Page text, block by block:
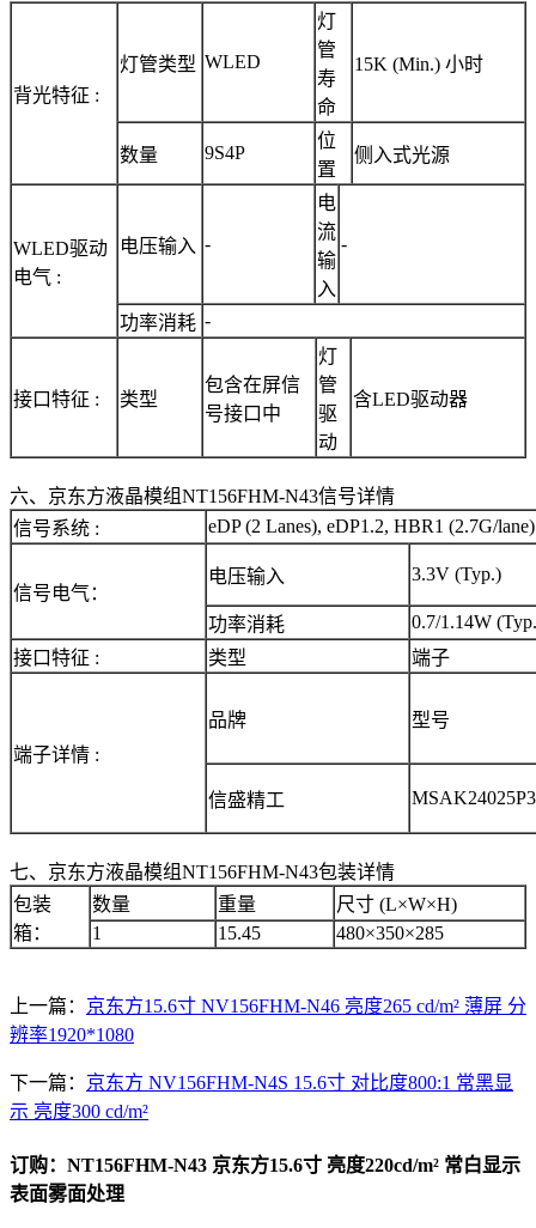
背光特征 :
灯管类型 WLED
灯
管
寿
命
15K (Min.) 小时
数量 9S4P
位
置
侧入式光源
WLED驱动
电气 :
电压输入 -
电
流
输
入
-
功率消耗 -
接口特征 : 类型
包含在屏信
号接口中
灯
管
驱
动
含LED驱动器
六、京东方液晶模组NT156FHM-N43信号详情
信号系统 :
eDP (2 Lanes), eDP1.2, HBR1 (2.7G/lane)
信号电气：
电压输入 3.3V (Typ.)
功率消耗
0.7/1.14W
接口特征 :
类型 端子
端子详情 :
品牌 型号
信盛精工
七、京东方液晶模组NT156FHM-N43包装详情
包装
箱：
数量 重量
尺寸 (L×W×H)
1
15.45 480×350×285
上一篇： 京东方15.6寸 NV156FHM-N46 亮度265 cd/m² 薄屏 分
辨率1920*1080
下一篇： 京东方 NV156FHM-N4S 15.6寸 对比度800:1 常黑显
示 亮度300 cd/m²
订购：NT156FHM-N43 京东方15.6寸 亮度220cd/m² 常白显示
表面雾面处理